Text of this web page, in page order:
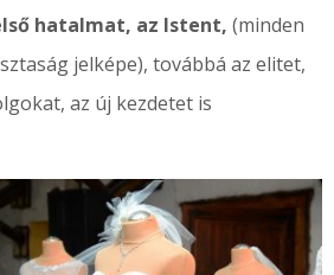
hatalmat, az Istent, (minden
jelképe), továbbá az elitet,
az új kezdetet is